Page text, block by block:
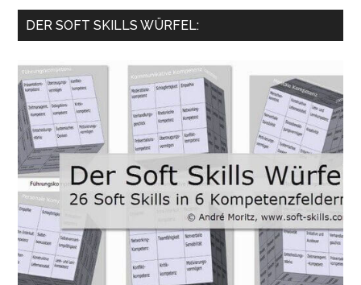
...
DER SOFT SKILLS WÜRFEL: